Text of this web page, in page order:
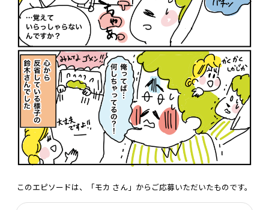
このエピソードは、「モカ さん」からご応募いただいたものです。